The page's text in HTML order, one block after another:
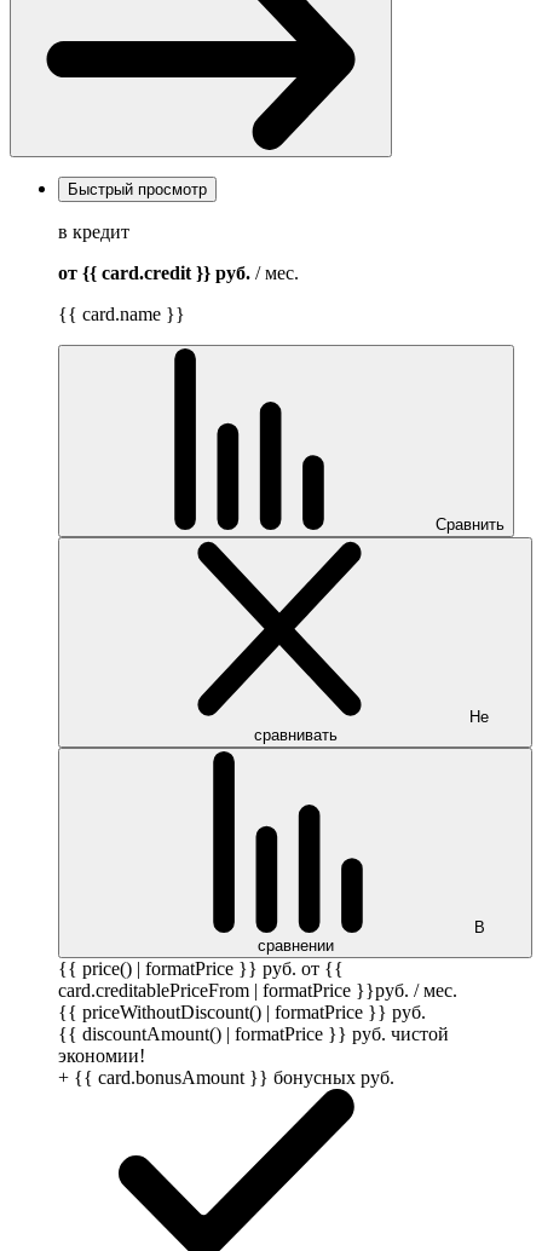
Быстрый просмотр
в кредит
от {{ card.credit }} руб. / мес.
{{ card.name }}
Сравнить
Не
сравнивать
В
сравнении
{{ price() | formatPrice }} руб. от {{
card.creditablePriceFrom | formatPrice }}руб. / мес.
{{ priceWithoutDiscount() | formatPrice }} руб.
{{ discountAmount() | formatPrice }} руб. чистой
экономии!
+ {{ card.bonusAmount }} бонусных руб.